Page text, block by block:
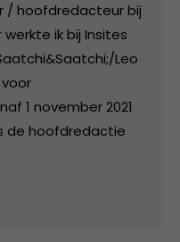
/ hoofdredacteur bij
ik bij Insites
Leo
1 november 2021
de hoofdredactie